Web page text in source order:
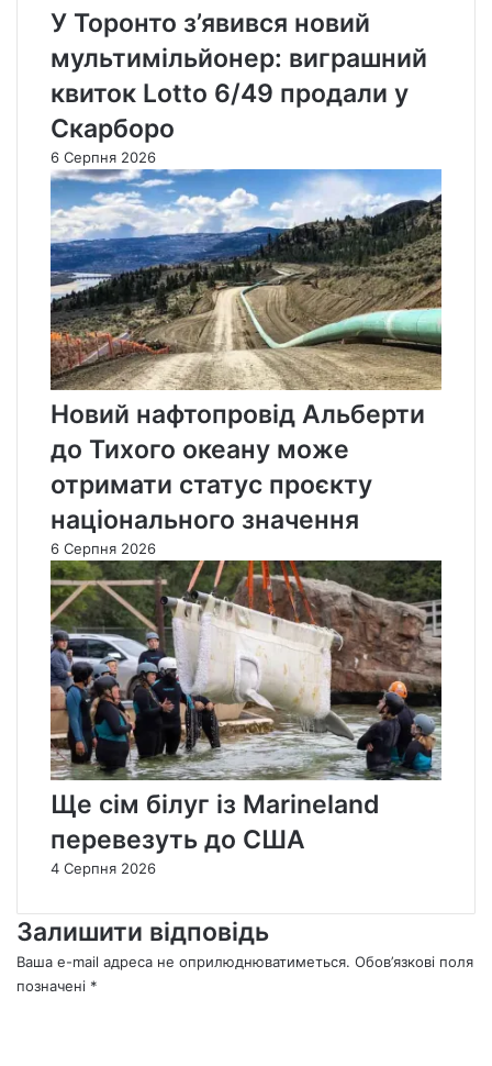
У Торонто з’явився новий
мультимільйонер: виграшний
квиток Lotto 6/49 продали у
Скарборо
6 Серпня 2026
Новий нафтопровід Альберти
до Тихого океану може
отримати статус проєкту
національного значення
6 Серпня 2026
Ще сім білуг із Marineland
перевезуть до США
4 Серпня 2026
Залишити відповідь
Ваша e-mail адреса не оприлюднюватиметься. Обов’язкові поля
позначені *